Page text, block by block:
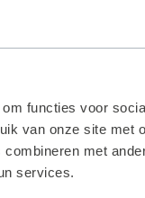
functies voor
van onze site met
met
services.
van Commissarissen